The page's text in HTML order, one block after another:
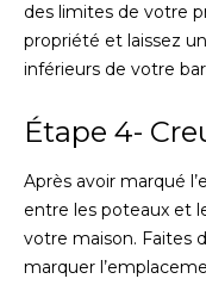
des limites de votre
propriété et laissez
inférieurs de votre
Étape 4-
Après avoir marqué
entre les poteaux et
votre maison. Faites
marquer